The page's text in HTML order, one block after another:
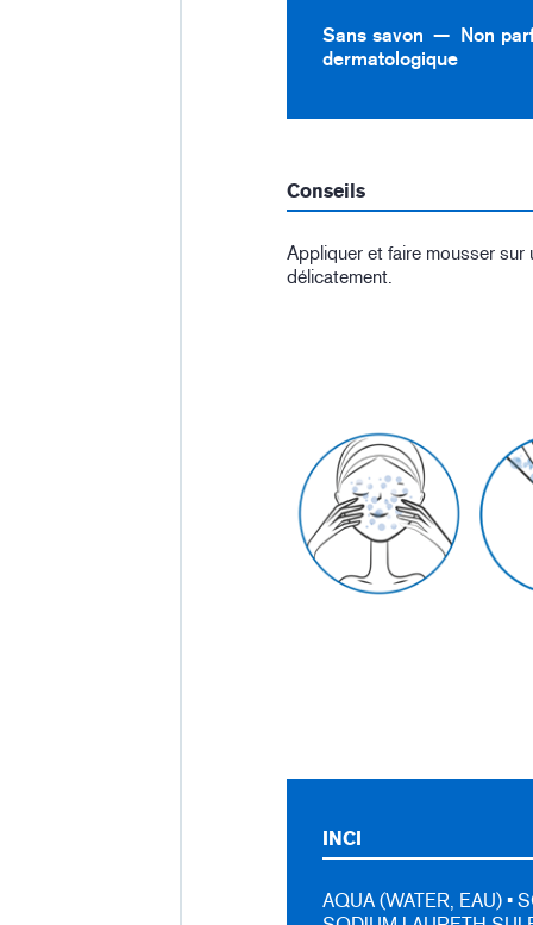
Sans savon Non
dermatologique
Conseils
Appliquer et faire mousser sur
délicatement.
INCI
AQUA (WATER, EAU) •